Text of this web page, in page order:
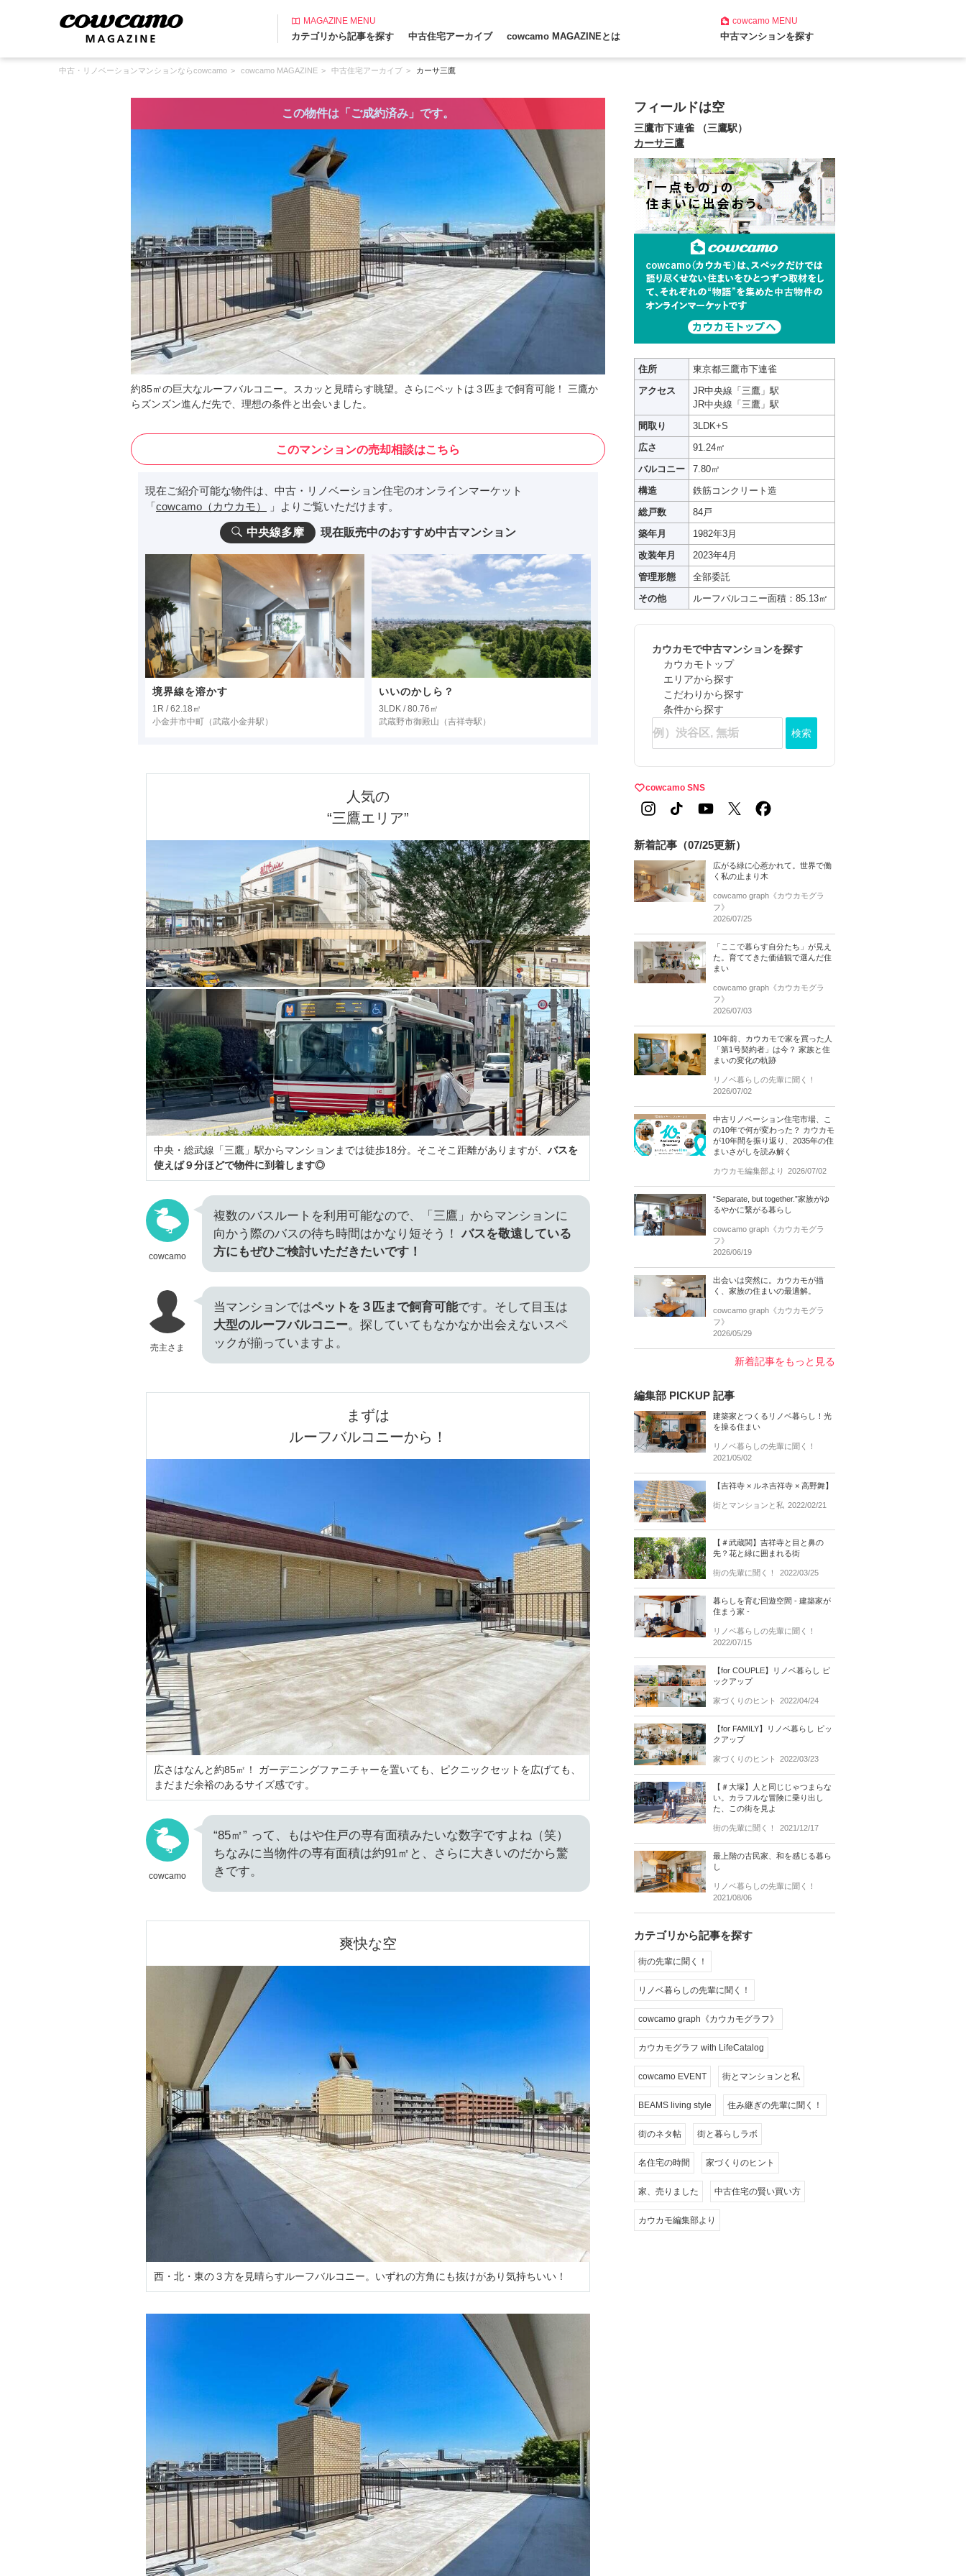
MAGAZINE MENU
カテゴリから記事を探す 中古住宅アーカイブ cowcamo MAGAZINEとは
cowcamoMENU
中古マンションを探す
中古・リノベーションマンションならcowcamo cowcamo MAGAZINE 中古住宅アーカイブ カーサ三鷹
この物件は「ご成約済み」です。
約85㎡の巨大なルーフバルコニー。スカッと見晴らす眺望。さらにペットは３匹まで飼育可能！ 三鷹か
らズンズン進んだ先で、理想の条件と出会いました。
このマンションの売却相談はこちら
現在ご紹介可能な物件は、中古・リノベーション住宅のオンラインマーケット
「cowcamo（カウカモ） 」よりご覧いただけます。
中央線多摩 現在販売中のおすすめ中古マンション
境界線を溶かす
1R / 62.18㎡
小金井市中町 （武蔵小金井駅）
いいのかしら？
3LDK / 80.76㎡
武蔵野市御殿山 （吉祥寺駅）
人気の
“三鷹エリア”
中央・総武線「三鷹」駅からマンションまでは徒歩18分。そこそこ距離がありますが、 バスを
使えば９分ほどで物件に到着します◎
cowcamo
複数のバスルートを利用可能なので、「三鷹」からマンションに
向かう際のバスの待ち時間はかなり短そう！ バスを敬遠している
方にもぜひご検討いただきたいです！
売主さま
当マンションではペットを３匹まで飼育可能です。そして目玉は
大型のルーフバルコニー。探していてもなかなか出会えないスペ
ックが揃っていますよ。
まずは
ルーフバルコニーから！
広さはなんと約85㎡！ ガーデニングファニチャーを置いても、ピクニックセットを広げても、
まだまだ余裕のあるサイズ感です。
cowcamo
“85㎡” って、もはや住戸の専有面積みたいな数字ですよね（笑）
ちなみに当物件の専有面積は約91㎡と、さらに大きいのだから驚
きです。
爽快な空
西・北・東の３方を見晴らすルーフバルコニー。いずれの方角にも抜けがあり気持ちいい！
フィールドは空
三鷹市下連雀 （三鷹駅）
カーサ三鷹
住所
東京都三鷹市下連雀
アクセス
JR中央線「三鷹」駅
JR中央線「三鷹」駅
間取り
3LDK+S
広さ
91.24㎡
バルコニー
7.80㎡
構造
鉄筋コンクリート造
総戸数
84戸
築年月
1982年3月
改装年月
2023年4月
管理形態
全部委託
その他
ルーフバルコニー面積：85.13㎡
カウカモで中古マンションを探す
カウカモトップ
エリアから探す
こだわりから探す
条件から探す
検索
cowcamo SNS
新着記事（07/25更新）
広がる緑に心惹かれて。世界で働
く私の止まり木
cowcamo graph《カウカモグラ
フ》
2026/07/25
「ここで暮らす自分たち」が見え
た。育ててきた価値観で選んだ住
まい
cowcamo graph《カウカモグラ
フ》
2026/07/03
10年前、カウカモで家を買った人
「第1号契約者」は今？ 家族と住
まいの変化の軌跡
リノベ暮らしの先輩に聞く！
2026/07/02
中古リノベーション住宅市場、こ
の10年で何が変わった？ カウカモ
が10年間を振り返り、2035年の住
まいさがしを読み解く
カウカモ編集部より 2026/07/02
“Separate, but together.”家族がゆ
るやかに繋がる暮らし
cowcamo graph《カウカモグラ
フ》
2026/06/19
出会いは突然に。カウカモが描
く、家族の住まいの最適解。
cowcamo graph《カウカモグラ
フ》
2026/05/29
新着記事をもっと見る
編集部 PICKUP 記事
建築家とつくるリノベ暮らし！光
を操る住まい
リノベ暮らしの先輩に聞く！
2021/05/02
【吉祥寺 × ルネ吉祥寺 × 高野舞】
街とマンションと私 2022/02/21
【＃武蔵関】吉祥寺と目と鼻の
先？花と緑に囲まれる街
街の先輩に聞く！ 2022/03/25
暮らしを育む回遊空間 - 建築家が
住まう家 -
リノベ暮らしの先輩に聞く！
2022/07/15
【for COUPLE】リノベ暮らし ピ
ックアップ
家づくりのヒント 2022/04/24
【for FAMILY】リノベ暮らし ピッ
クアップ
家づくりのヒント 2022/03/23
【＃大塚】人と同じじゃつまらな
い。カラフルな冒険に乗り出し
た、この街を見よ
街の先輩に聞く！ 2021/12/17
最上階の古民家、和を感じる暮ら
し
リノベ暮らしの先輩に聞く！
2021/08/06
カテゴリから記事を探す
街の先輩に聞く！
リノベ暮らしの先輩に聞く！
cowcamo graph《カウカモグラフ》
カウカモグラフ with LifeCatalog
cowcamo EVENT 街とマンションと私
BEAMS living style 住み継ぎの先輩に聞く！
街のネタ帖 街と暮らしラボ
名住宅の時間 家づくりのヒント
家、売りました 中古住宅の賢い買い方
カウカモ編集部より